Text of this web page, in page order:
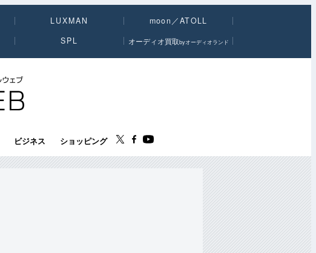
LUXMAN
moon／ATOLL
SPL オーディオ買取byオーディオランド
ビジネス ショッピング